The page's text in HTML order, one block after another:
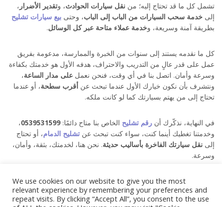
تشمل كل ما قد تحتاج إليه؛ من نقل سيارات الحوادث، وتقدير الأضرار ،
إلى خدمة سحب السيارات من الباب إلى الباب، وحتى بيع سيارات تشليح
بطريقة آمنة وسريعة، وخدمة عملاء متاحة عبر كل الوسائل.
كل ما نقدمه يستند إلى سنوات من الخبرة والممارسة، مدعومة بفريق
عمل على قدر عالٍ من التدريب والاحتراف، هدفه الأول هو خدمتك بكفاءة
وسرعة وأمان. اتصل بنا في أي وقت، فنحن نعمل على مدار الساعة،
ونتشرف بأن نكون خيارك الأول عندما تبحث عن أقرب سطحة، أو عندما
تحتاج إلى من يهتم بسيارتك كما لو كانت ملكه.
في النهاية، نذكّرك أن رقم تشليح الخاص بنا متاح دائمًا: 0539531599،
وخدمتنا تغطيك أينما كنت، سواء كنت تبحث عن تشليح الدمام، أو تحتاج
إلى نقل سيارتك الفاخرة بأساليب حديثة. نحن هنا، لخدمتك، بثقة، وأمان،
وسرعة.
What’s your reaction?
We use cookies on our website to give you the most
relevant experience by remembering your preferences and
repeat visits. By clicking “Accept All”, you consent to the use